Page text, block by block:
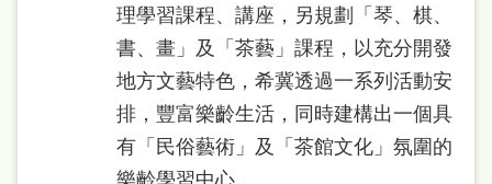
理學習課程、講座，另規劃「琴、棋、
書、畫」及「茶藝」課程，以充分開發
地方文藝特色，希冀透過一系列活動安
排，豐富樂齡生活，同時建構出一個具
有「民俗藝術」及「茶館文化」氛圍的
樂齡學習中心。